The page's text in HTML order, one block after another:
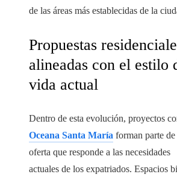
de las áreas más establecidas de la
Propuestas
alineadas con el estilo
vida actual
Dentro de esta evolución, proyectos
Oceana Santa María forman parte de
oferta que responde a las necesidades
actuales de los expatriados. Espacios